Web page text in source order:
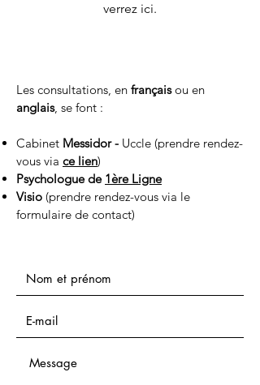
verrez ici.
Les consultations, en françaisou en
anglais, se font :
Cabinet Messidor - Uccle (prendre rendez-
vous via ce lien)
Psychologue de 1ère Ligne
Visio (prendre rendez-vous via le
formulaire de contact)